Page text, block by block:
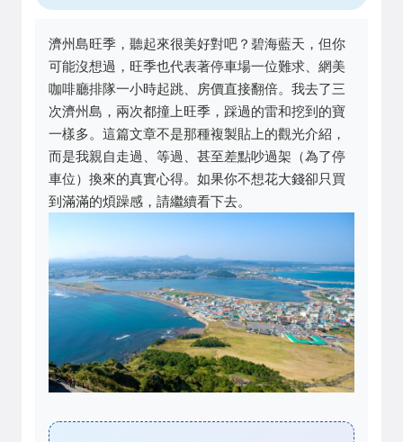
濟州島旺季，聽起來很美好對吧？碧海藍天，但你
可能沒想過，旺季也代表著停車場一位難求、網美
咖啡廳排隊一小時起跳、房價直接翻倍。我去了三
次濟州島，兩次都撞上旺季，踩過的雷和挖到的寶
一樣多。這篇文章不是那種複製貼上的觀光介紹，
而是我親自走過、等過、甚至差點吵過架（為了停
車位）換來的真實心得。如果你不想花大錢卻只買
到滿滿的煩躁感，請繼續看下去。